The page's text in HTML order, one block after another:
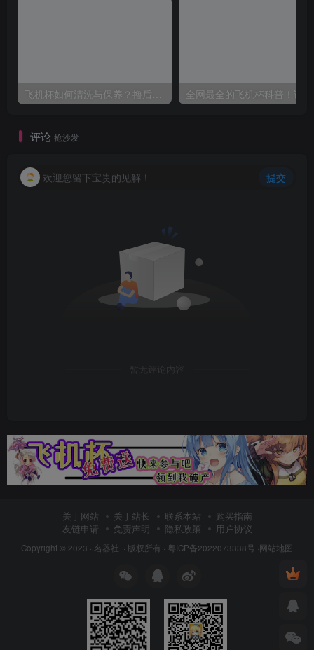
飞机杯如何清洗与保养？撸后不理小心发霉烂鸡鸡
评论 抢沙发
欢迎您留下宝贵的见解！ 提交
暂无评论内容
关于网站 关于站长 联系本站
购买指南
友链申请
免责声明 隐私政策 用户协议
Copyright © 2023 · 名器社 · 版权所有 · 粤ICP备2022073338号 ·网站地图